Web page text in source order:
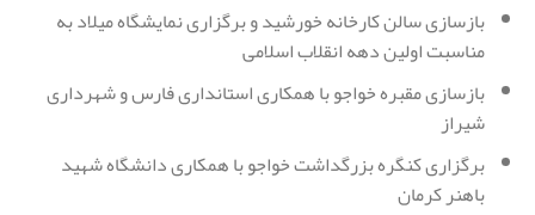
بازسازی سالن کارخانه خورشید و برگزاری نمایشگاه میلاد به
مناسبت اولین دهه انقلاب اسلامی
بازسازی مقبره خواجو با همکاری استانداری فارس و شهرداری
شیراز
برگزاری کنگره بزرگداشت خواجو با همکاری دانشگاه شهید
باهنر کرمان